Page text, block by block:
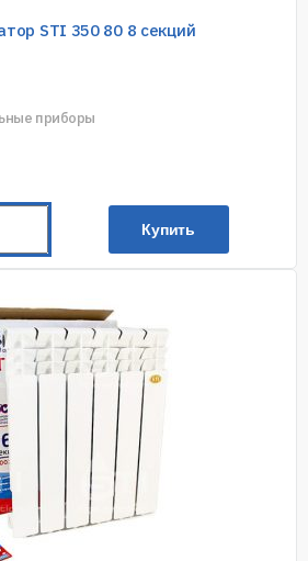
STI 350 80 8 секций
приборы
Купить